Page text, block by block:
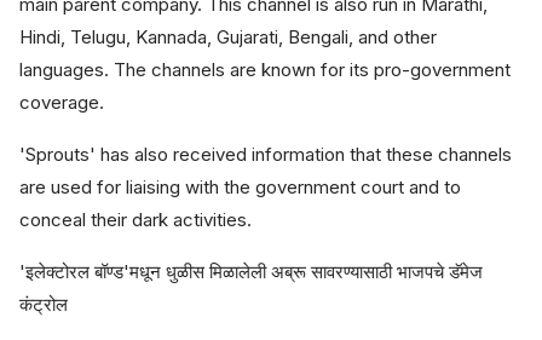
Hindi, Telugu, Kannada, Gujarati, Bengali, and other
languages. The channels are known for its pro-government
coverage.
'Sprouts' has also received information that these channels
are used for liaising with the government court and to
conceal their dark activities.
'इलेक्टोरल बॉण्ड'मधून धुळीस मिळालेली अब्रू सावरण्यासाठी भाजपचे डॅमेज
कंट्रोल